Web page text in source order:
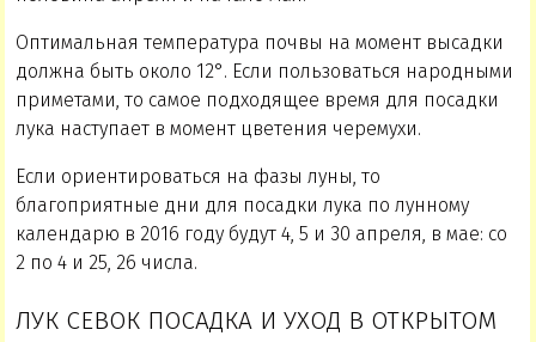
Оптимальная температура почвы на момент высадки
должна быть около 12°. Если пользоваться народными
приметами, то самое подходящее время для посадки
лука наступает в момент цветения черемухи.
Если ориентироваться на фазы луны, то
благоприятные дни для посадки лука по лунному
календарю в 2016 году будут 4, 5 и 30 апреля, в мае: со
2 по 4 и 25, 26 числа.
ЛУК СЕВОК ПОСАДКА И УХОД В ОТКРЫТОМ